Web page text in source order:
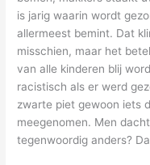
is jarig waarin wordt
allermeest bemint. Dat
misschien, maar het
van alle kinderen blij
racistisch als er werd
zwarte piet gewoon iets
meegenomen. Men
tegenwoordig anders?